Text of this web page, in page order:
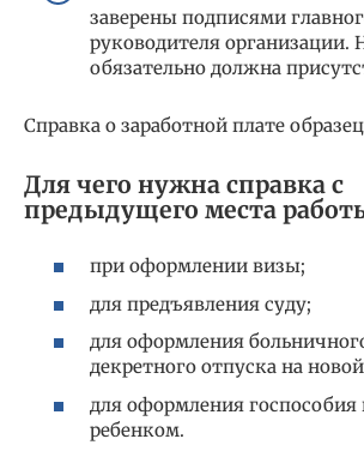
заверены подписями
руководителя организации.
обязательно должна
Справка о заработной плате
Для чего нужна справка с
предыдущего места
при оформлении визы;
для предъявления суду;
для оформления
декретного отпуска на
для оформления госпособия
ребенком.